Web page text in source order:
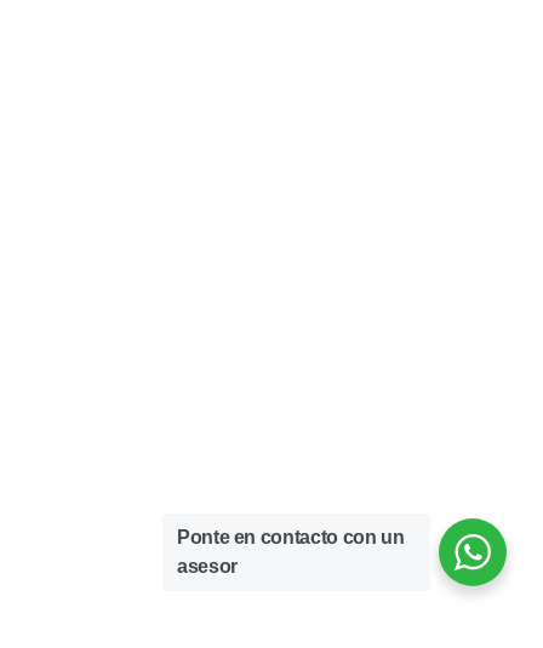
Ponte en contacto con un
asesor